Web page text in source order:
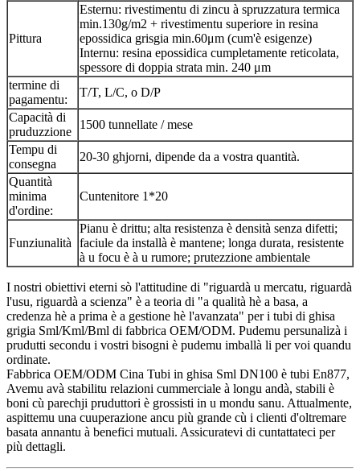
Pittura
Esternu: rivestimentu di zincu à spruzzatura termica
min.130g/m2 + rivestimentu superiore in resina
epossidica grisgia min.60μm (cum'è esigenze)
Internu: resina epossidica cumpletamente reticolata,
spessore di doppia strata min. 240 μm
termine di
pagamentu:
T/T, L/C, o D/P
Capacità di
pruduzzione
1500 tunnellate / mese
Tempu di
consegna
20-30 ghjorni, dipende da a vostra quantità.
Quantità
minima
d'ordine:
Cuntenitore 1*20
Funziunalità
Pianu è drittu; alta resistenza è densità senza difetti;
faciule da installà è mantene; longa durata, resistente
à u focu è à u rumore; prutezzione ambientale
I nostri obiettivi eterni sò l'attitudine di "riguardà u mercatu, riguardà
l'usu, riguardà a scienza" è a teoria di "a qualità hè a basa, a
credenza hè a prima è a gestione hè l'avanzata" per i tubi di ghisa
grigia Sml/Kml/Bml di fabbrica OEM/ODM. Pudemu persunalizà i
prudutti secondu i vostri bisogni è pudemu imballà li per voi quandu
ordinate.
Fabbrica OEM/ODM Cina Tubi in ghisa Sml DN100 è tubi En877,
Avemu avà stabilitu relazioni cummerciale à longu andà, stabili è
boni cù parechji pruduttori è grossisti in u mondu sanu. Attualmente,
aspittemu una cuuperazione ancu più grande cù i clienti d'oltremare
basata annantu à benefici mutuali. Assicuratevi di cuntattateci per
più dettagli.